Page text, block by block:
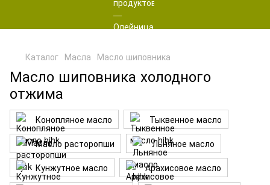
Каталог Масла Масло шиповника
Масло шиповника холодного
отжима
Конопляное масло
Тыквенное масло
Масло расторопши
Льняное масло
Кунжутное масло
Арахисовое масло